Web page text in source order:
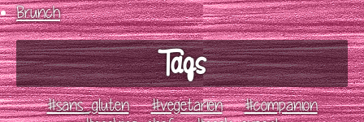
Brunch
Tags
#sans_gluten #vegetarien
#companion